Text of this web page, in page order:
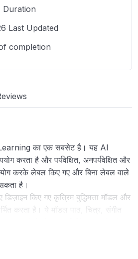
Duration
Last Updated
completion
का एक सबसेट है। यह AI
करता है और पर्यवेक्षित, अनपर्यवेक्षित और
करके लेबल किए गए और बिना लेबल वाले
है।
किए गए कृत्रिम बुद्धिमत्ता मॉडल और
करता है। ये मॉडल पाठ, चित्र, संगीत